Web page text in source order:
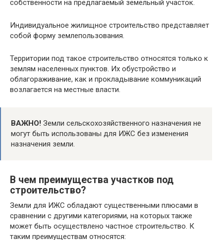
собственности на предлагаемый земельный участок.
Индивидуальное жилищное строительство представляет
собой форму землепользования.
Территории под такое строительство относятся только к
землям населенных пунктов. Их обустройство и
облагораживание, как и прокладывание коммуникаций
возлагается на местные власти.
ВАЖНО! Земли сельскохозяйственного назначения не
могут быть использованы для ИЖС без изменения
назначения земли.
В чем преимущества участков под
строительство?
Земли для ИЖС обладают существенными плюсами в
сравнении с другими категориями, на которых также
может быть осуществлено частное строительство. К
таким преимуществам относятся: